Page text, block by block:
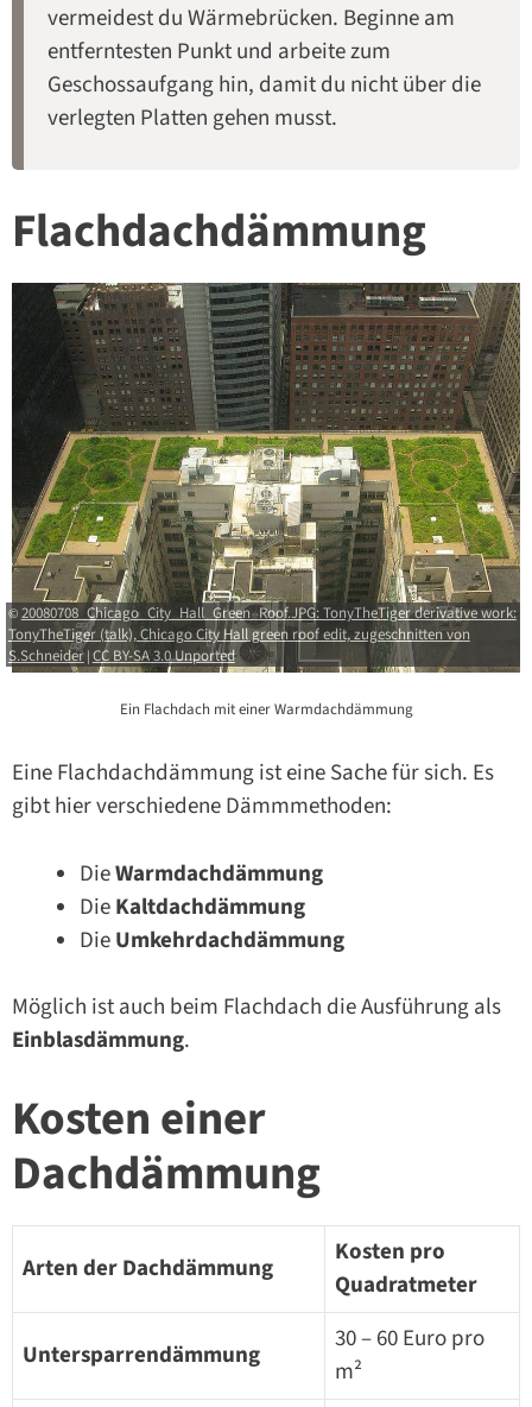
vermeidest du Wärmebrücken. Beginne am
entferntesten Punkt und arbeite zum
Geschossaufgang hin, damit du nicht über die
verlegten Platten gehen musst.
Flachdachdämmung
©20080708_Chicago_City_Hall_Green_Roof.JPG: TonyTheTiger derivative work:
TonyTheTiger (talk), Chicago City Hall green roof edit, zugeschnitten von
S.Schneider|CC BY-SA 3.0 Unported
Ein Flachdach mit einer Warmdachdämmung
Eine Flachdachdämmung ist eine Sache für sich. Es
gibt hier verschiedene Dämmmethoden:
DieWarmdachdämmung
DieKaltdachdämmung
DieUmkehrdachdämmung
Möglich ist auch beim Flachdach die Ausführung als
Einblasdämmung.
Kosten einer
Dachdämmung
Arten der Dachdämmung
Kosten pro
Quadratmeter
Untersparrendämmung
30 – 60 Euro pro
m²